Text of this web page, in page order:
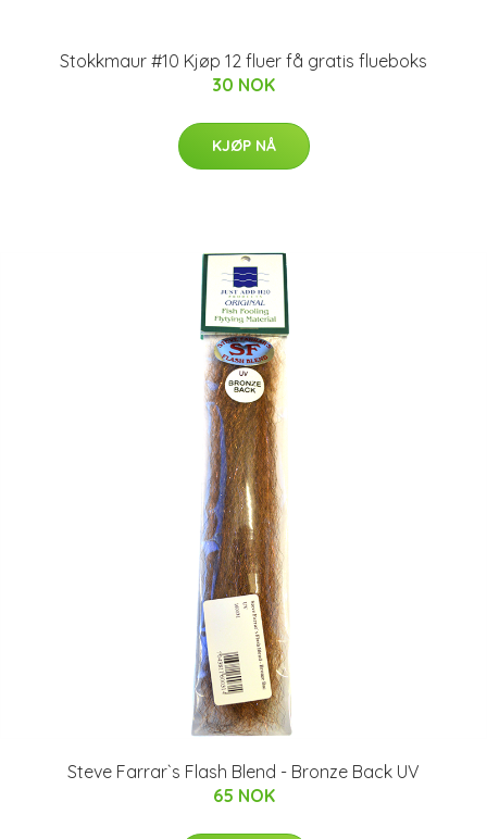
Stokkmaur #10 Kjøp 12 fluer få gratis flueboks
30 NOK
KJØP NÅ
Steve Farrar`s Flash Blend - Bronze Back UV
65 NOK